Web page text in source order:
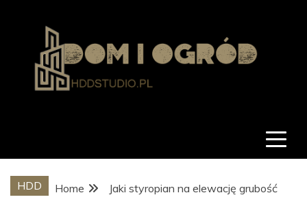
HDD Home Jaki styropian na elewację grubość